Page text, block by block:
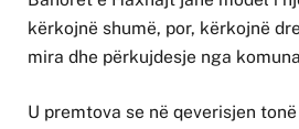
kërkojnë shumë, por, kërkojnë
mira dhe përkujdesje nga
U premtova se në qeverisjen